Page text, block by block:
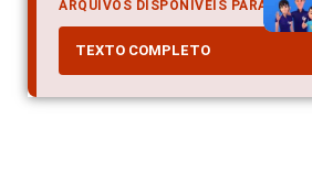
ARQUIVOS DISPONÍVEIS PARA
TEXTO COMPLETO